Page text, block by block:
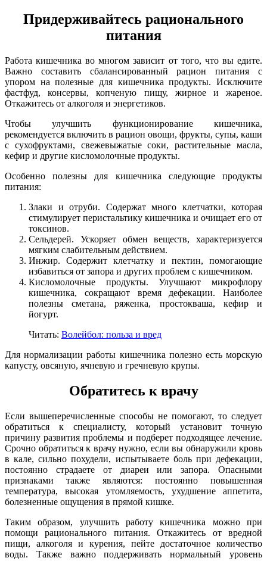
Придерживайтесь рационального
питания
Работа кишечника во многом зависит от того, что вы едите.
Важно составить сбалансированный рацион питания с
упором на полезные для кишечника продукты. Исключите
фастфуд, консервы, копченую пищу, жирное и жареное.
Откажитесь от алкоголя и энергетиков.
Чтобы улучшить функционирование кишечника,
рекомендуется включить в рацион овощи, фрукты, супы, каши
с сухофруктами, свежевыжатые соки, растительные масла,
кефир и другие кисломолочные продукты.
Особенно полезны для кишечника следующие продукты
питания:
Злаки и отруби. Содержат много клетчатки, которая
стимулирует перистальтику кишечника и очищает его от
токсинов.
Сельдерей. Ускоряет обмен веществ, характеризуется
мягким слабительным действием.
Инжир. Содержит клетчатку и пектин, помогающие
избавиться от запора и других проблем с кишечником.
Кисломолочные продукты. Улучшают микрофлору
кишечника, сокращают время дефекации. Наиболее
полезны сметана, ряженка, простокваша, кефир и
йогурт.
Читать: Волейбол: польза и вред
Для нормализации работы кишечника полезно есть морскую
капусту, овсяную, ячневую и гречневую крупы.
Обратитесь к врачу
Если вышеперечисленные способы не помогают, то следует
обратиться к специалисту, который установит точную
причину развития проблемы и подберет подходящее лечение.
Срочно обратиться к врачу нужно, если вы обнаружили кровь
в кале, сильно похудели, испытываете боль при дефекации,
постоянно страдаете от диареи или запора. Опасными
признаками также являются: постоянно повышенная
температура, высокая утомляемость, ухудшение аппетита,
болезненные ощущения в прямой кишке.
Таким образом, улучшить работу кишечника можно при
помощи рационального питания. Откажитесь от вредной
пищи, алкоголя и курения, пейте достаточное количество
воды. Также важно поддерживать нормальный уровень